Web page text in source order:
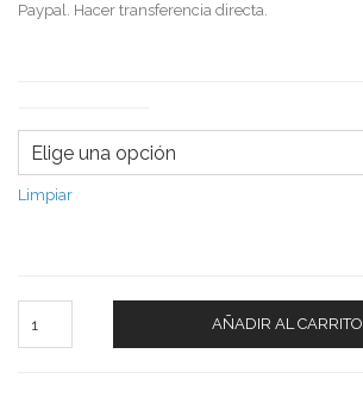
Paypal. Hacer transferencia directa.
Limpiar
AÑADIR AL CARRITO